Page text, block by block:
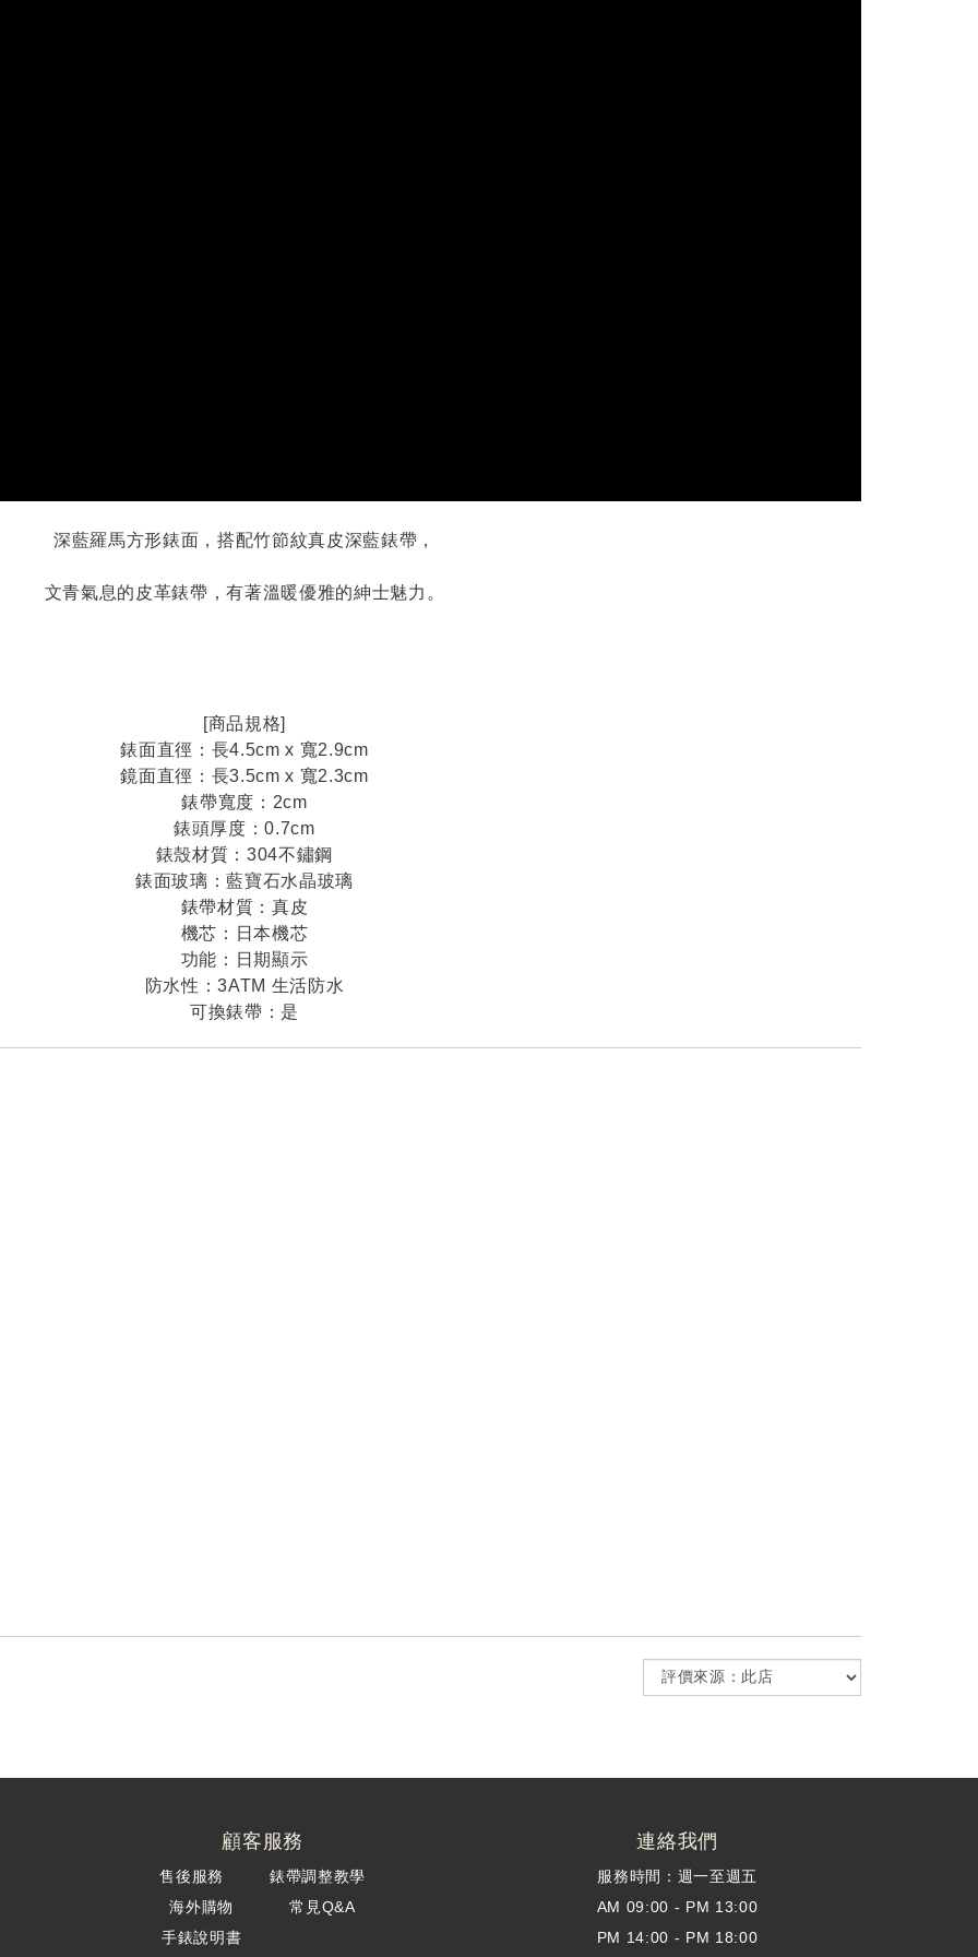
深藍羅馬方形錶面，搭配竹節紋真皮深藍錶帶，
文青氣息的皮革錶帶，有著溫暖優雅的紳士魅力。
[商品規格]
錶面直徑：長4.5cm x 寬2.9cm
鏡面直徑：長3.5cm x 寬2.3cm
錶帶寬度：2cm
錶頭厚度：0.7cm
錶殼材質：304不鏽鋼
錶面玻璃：藍寶石水晶玻璃
錶帶材質：真皮
機芯：日本機芯
功能：日期顯示
防水性：3ATM 生活防水
可換錶帶：是
顧客服務
售後服務 錶帶調整教學
海外購物常見Q&A
手錶說明書
連絡我們
服務時間：週一至週五
AM 09:00 - PM 13:00
PM 14:00 - PM 18:00